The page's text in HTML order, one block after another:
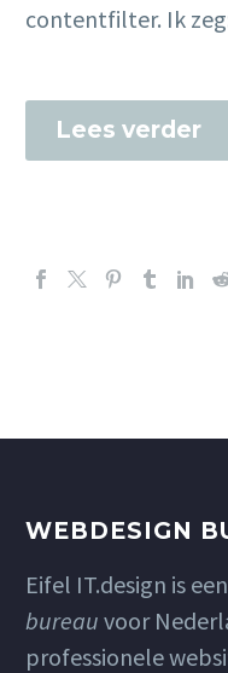
contentfilter. Ik
Lees verder
WEBDESIGN
Eifel IT.design is een
bureau voor
professionele